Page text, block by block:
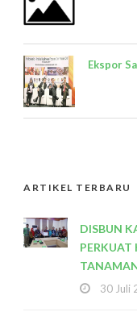
Ekspor
ARTIKEL TERBARU
DISBUN
PERKUAT
30 Juli